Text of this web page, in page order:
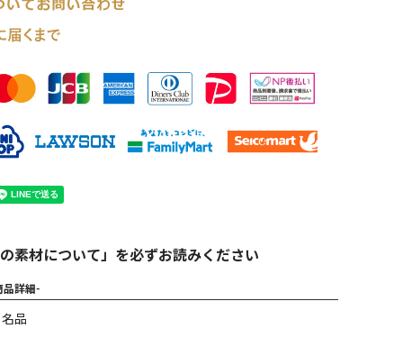
素材について」を必ずお読みください
品詳細-
品